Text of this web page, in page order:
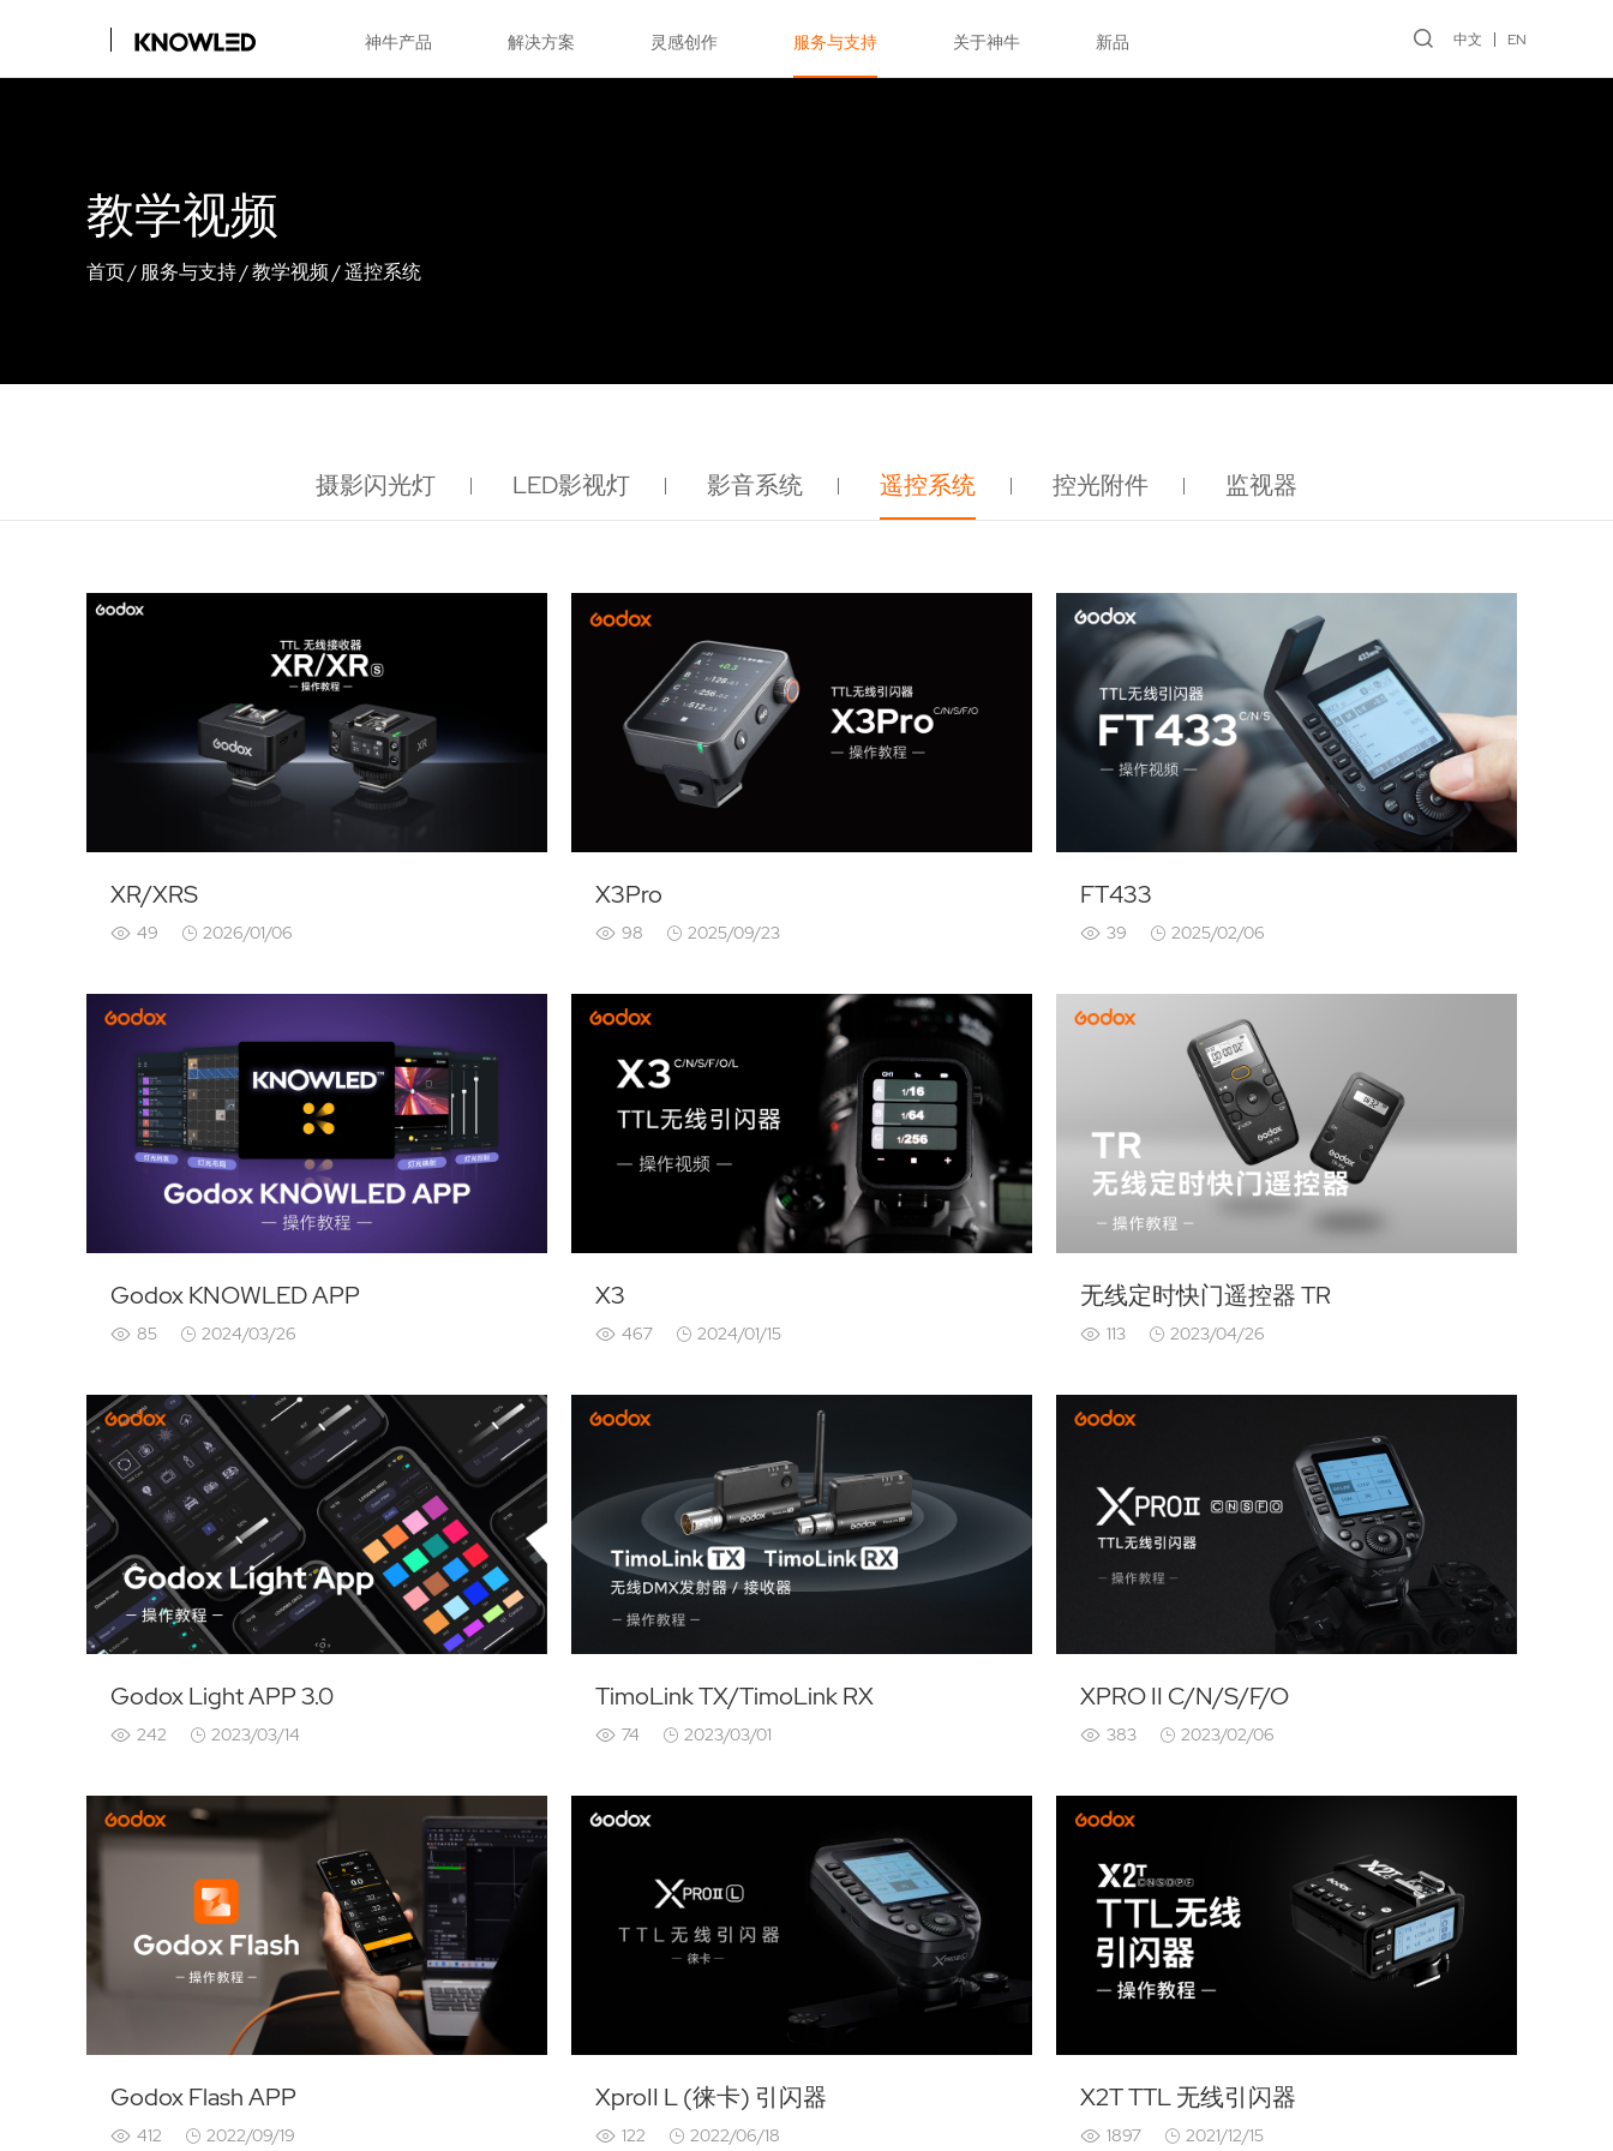
神牛产品 解决方案 灵感创作 服务与支持 关于神牛 新品 中文 EN
教学视频
首页/服务与支持/教学视频/遥控系统
摄影闪光灯 LED影视灯 影音系统 遥控系统 控光附件 监视器
XR/XRS
49 2026/01/06
X3Pro
98 2025/09/23
FT433
39 2025/02/06
Godox KNOWLED APP
85 2024/03/26
X3
467 2024/01/15
无线定时快门遥控器 TR
113 2023/04/26
Godox Light APP 3.0
242 2023/03/14
TimoLink TX/TimoLink RX
74 2023/03/01
XPRO II C/N/S/F/O
383 2023/02/06
Godox Flash APP
412 2022/09/19
XproII L (徕卡) 引闪器
122 2022/06/18
X2T TTL 无线引闪器
1897 2021/12/15